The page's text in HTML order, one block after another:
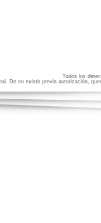
Todos los
De no existir previa autorización,